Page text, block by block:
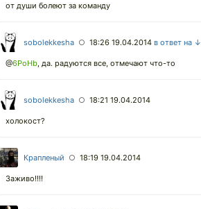
от души болеют за команду
sobolekkesha ○ 18:26 19.04.2014 в ответ на ↓
@6PoHb, да. радуются все, отмечают что-то
sobolekkesha ○ 18:21 19.04.2014
холокост?
Крапленый ○ 18:19 19.04.2014
Заживо!!!!